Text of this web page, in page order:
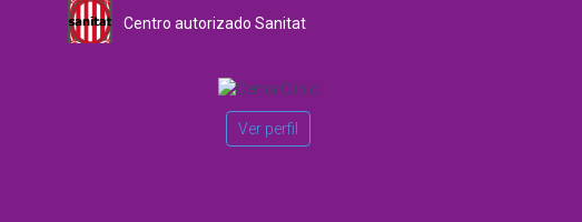
Centro autorizado Sanitat
Ver perfil